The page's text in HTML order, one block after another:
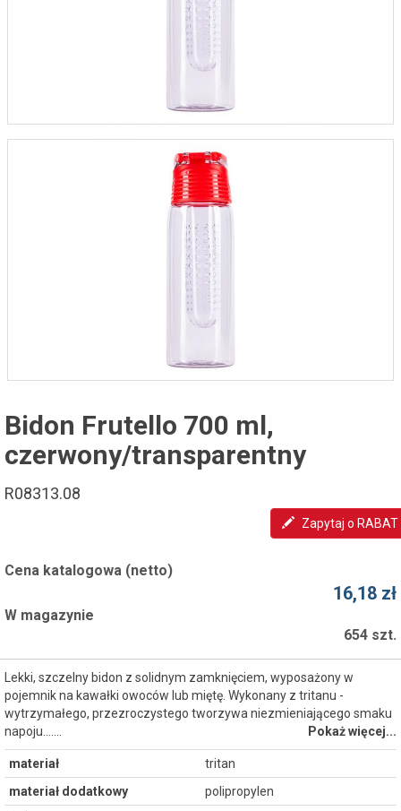
Bidon Frutello 700 ml,
czerwony/transparentny
R08313.08
Zapytaj o RABAT
Cena katalogowa (netto)
16,18 zł
W magazynie
654 szt.
Lekki, szczelny bidon z solidnym zamknięciem, wyposażony w
pojemnik na kawałki owoców lub miętę. Wykonany z tritanu -
wytrzymałego, przezroczystego tworzywa niezmieniającego smaku
napoju....…
Pokaż więcej...
materiał
tritan
materiał dodatkowy
polipropylen